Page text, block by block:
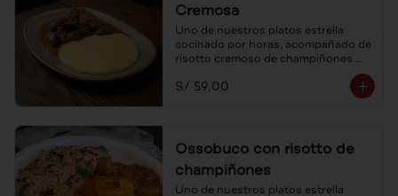
Cremosa
Uno de nuestros platos estrella
cocinado por horas, acompañado de
risotto cremoso de champiñones
S/ 59.00
Ossobuco con risotto de
champiñones
Uno de nuestros platos estrella